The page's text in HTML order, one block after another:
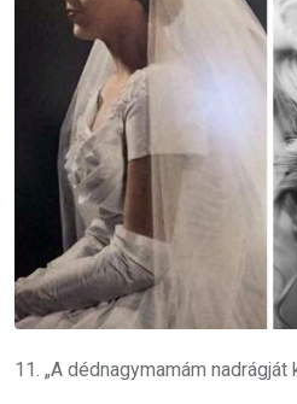
11. „A dédnagymamám nadrágját